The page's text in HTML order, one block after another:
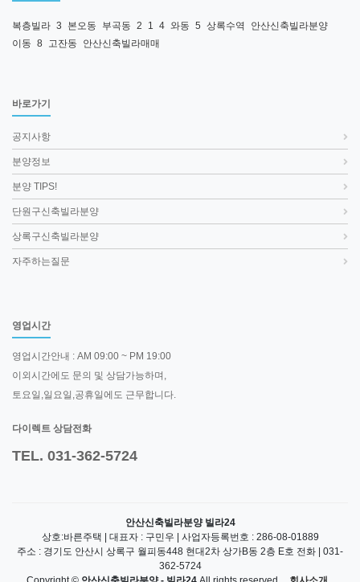
복층빌라 3 본오동 부곡동 2 1 4 와동 5 상록수역
안산신축빌라분양
이동 8 고잔동 안산신축빌라매매
바로가기
공지사항
분양정보
분양 TIPS!
단원구신축빌라분양
상록구신축빌라분양
자주하는질문
영업시간
영업시간안내 : AM 09:00 ~ PM 19:00
이외시간에도 문의 및 상담가능하며,
토요일,일요일,공휴일에도 근무합니다.
다이렉트 상담전화
TEL. 031-362-5724
안산신축빌라분양 빌라24
상호:바른주택 | 대표자 : 구민우 | 사업자등록번호 : 286-08-01889
주소 : 경기도 안산시 상록구 월피동448 현대2차 상가B동 2층 E호 전화 | 031-
362-5724